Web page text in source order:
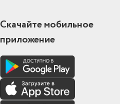
Скачайте мобильное
приложение